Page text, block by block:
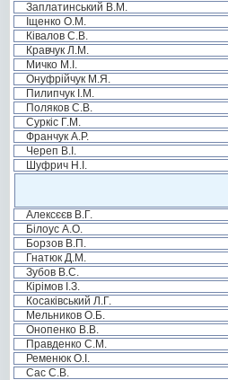
Заплатинський В.М.
Іщенко О.М.
Ківалов С.В.
Кравчук Л.М.
Мичко М.І.
Онуфрійчук М.Я.
Пилипчук І.М.
Поляков С.В.
Суркіс Г.М.
Франчук А.Р.
Череп В.І.
Шуфрич Н.І.
Алексєєв В.Г.
Білоус А.О.
Борзов В.П.
Гнатюк Д.М.
Зубов В.С.
Кірімов І.З.
Косаківський Л.Г.
Мельников О.Б.
Онопенко В.В.
Правденко С.М.
Ременюк О.І.
Сас С.В.